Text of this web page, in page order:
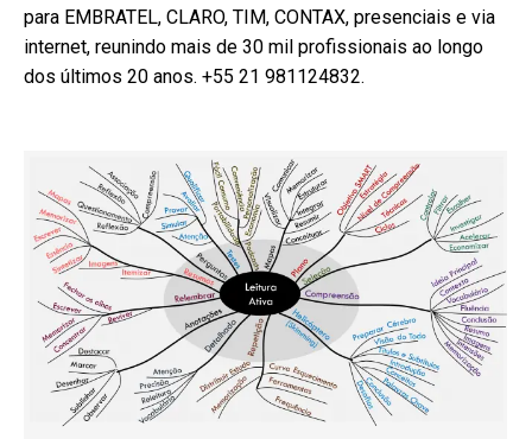
para EMBRATEL, CLARO, TIM, CONTAX, presenciais e via
internet, reunindo mais de 30 mil profissionais ao longo
dos últimos 20 anos. +55 21 981124832.